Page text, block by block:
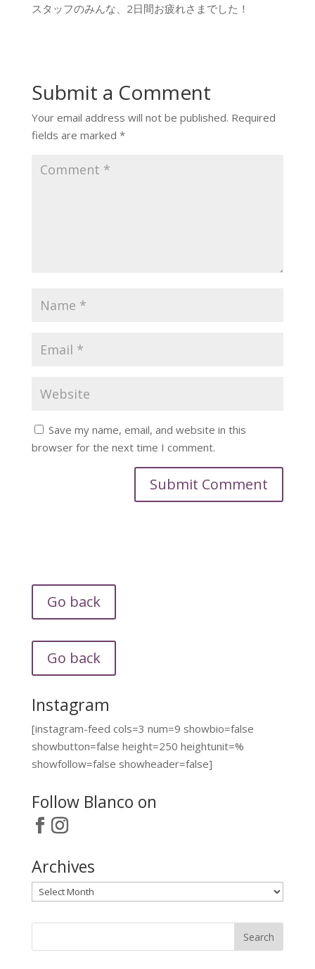
スタッフのみんな、2日間お疲れさまでした！
Submit a Comment
Your email address will not be published. Required
fields are marked *
Save my name, email, and website in this
browser for the next time I comment.
Go back
Go back
Instagram
[instagram-feed cols=3 num=9 showbio=false
showbutton=false height=250 heightunit=%
showfollow=false showheader=false]
Follow Blanco on
Archives
Archives